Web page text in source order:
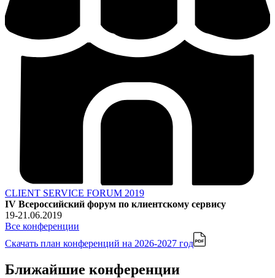
CLIENT SERVICE FORUM 2019
IV Всероссийский форум по клиентскому сервису
19-21.06.2019
Все конференции
Скачать план конференций на 2026-2027 год
Ближайшие конференции